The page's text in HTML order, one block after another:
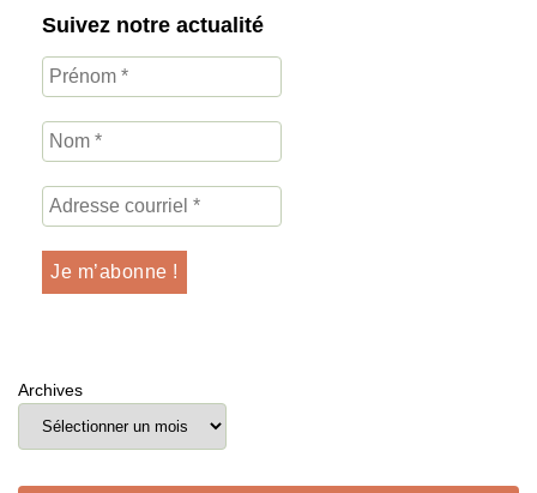
Suivez notre actualité
Archives